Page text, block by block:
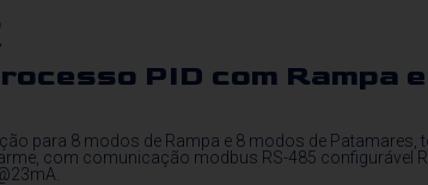
PID com Rampa
para 8 modos de Rampa e 8 modos de Patamares,
com comunicação modbus RS-485 configurável